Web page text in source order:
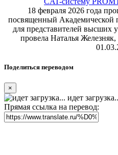
18 февраля 2026 года
посвященный Академической
для представителей высших
провела Наталья
Поделиться переводом
×
идет
Прямая ссылка на перевод: